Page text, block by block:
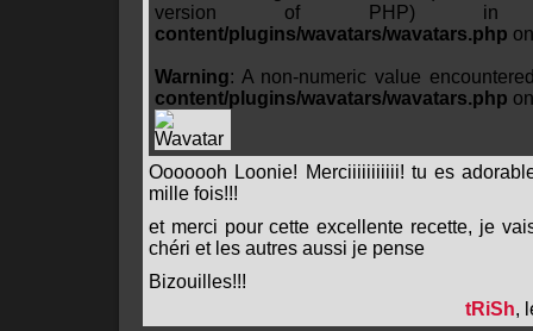
version of PHP)
content/plugins/wavatars/wavatars.php
Warning: A non-numeric value
content/plugins/wavatars/wavatars.php
Ooooooh Loonie! Merciiiiiiiiiii! tu es
mille fois!!!
et merci pour cette excellente recette, je
chéri et les autres aussi je pense
Bizouilles!!!
tRiSh,